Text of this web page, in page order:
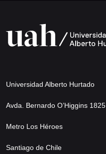
Universidad Alberto Hurtado
Avda. Bernardo O’Higgins 1825
Metro Los Héroes
Santiago de Chile